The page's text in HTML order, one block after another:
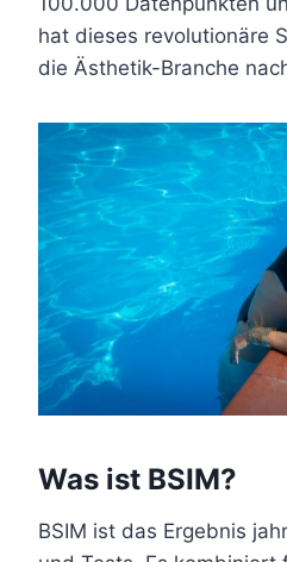
hat dieses revolutionäre
die Ästhetik-Branche
Was ist BSIM?
BSIM ist das Ergebnis